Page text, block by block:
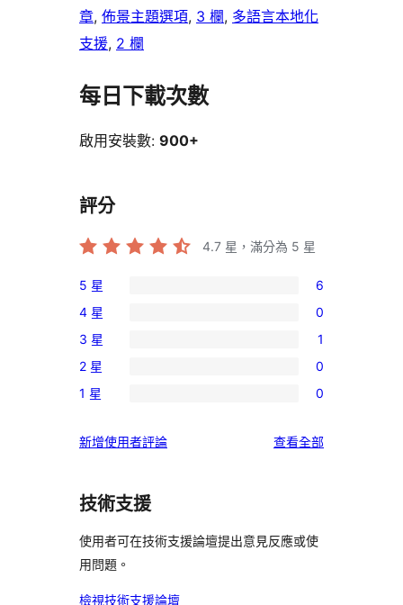
章, 佈景主題選項, 3 欄, 多語言本地化
支援, 2 欄
每日下載次數
啟用安裝數: 900+
評分
4.7 星，滿分為 5 星
6
個
5
星
使
者
5 星 6
0
個
4
星
用
論
4 星 0
1
個
3
使
評
論
3 星 1
0
個
星
用
者
評
論
2 星 0
0
1
使
者
評
1 星 0
新增使用者評論 查看全部使
技術支援
使用者可在技術支援論壇提出意見反應或使
用問題。
檢視技術支援論壇